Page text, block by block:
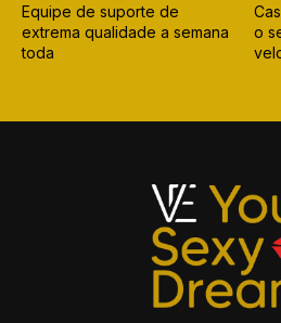
Equipe de suporte de
extrema qualidade a semana
toda
o